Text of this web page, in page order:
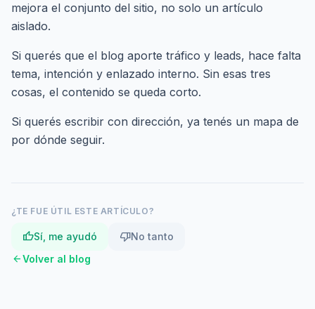
mejora el conjunto del sitio, no solo un artículo
aislado.
Si querés que el blog aporte tráfico y leads, hace falta
tema, intención y enlazado interno. Sin esas tres
cosas, el contenido se queda corto.
Si querés escribir con dirección, ya tenés un mapa de
por dónde seguir.
¿TE FUE ÚTIL ESTE ARTÍCULO?
thumb_upSí, me ayudó thumb_downNo tanto
arrow_backVolver al blog